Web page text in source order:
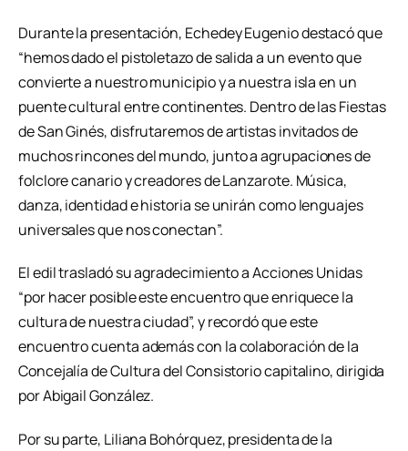
Durante la presentación, Echedey Eugenio destacó que
“hemos dado el pistoletazo de salida a un evento que
convierte a nuestro municipio y a nuestra isla en un
puente cultural entre continentes. Dentro de las Fiestas
de San Ginés, disfrutaremos de artistas invitados de
muchos rincones del mundo, junto a agrupaciones de
folclore canario y creadores de Lanzarote. Música,
danza, identidad e historia se unirán como lenguajes
universales que nos conectan”.
El edil trasladó su agradecimiento a Acciones Unidas
“por hacer posible este encuentro que enriquece la
cultura de nuestra ciudad”, y recordó que este
encuentro cuenta además con la colaboración de la
Concejalía de Cultura del Consistorio capitalino, dirigida
por Abigail González.
Por su parte, Liliana Bohórquez, presidenta de la